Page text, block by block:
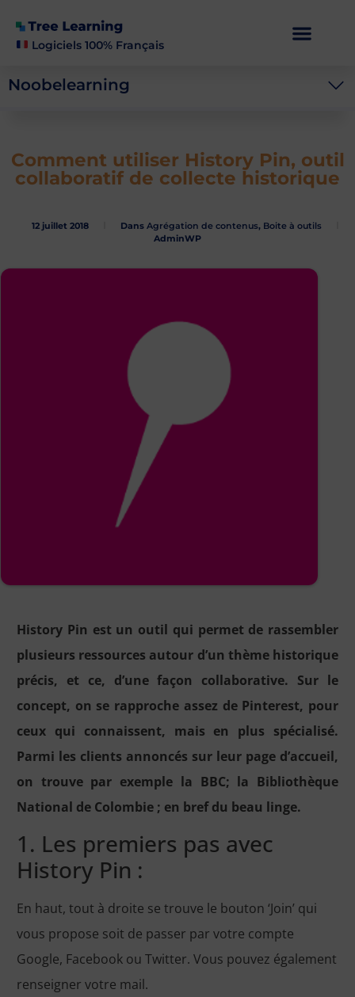
Logiciels 100% Français
Noobelearning
Comment utiliser History Pin, outil
collaboratif de collecte historique
12 juillet 2018 Dans Agrégation de contenus, Boite à outils
AdminWP
History Pin est un outil qui permet de rassembler
plusieurs ressources autour d’un thème historique
précis, et ce, d’une façon collaborative. Sur le
concept, on se rapproche assez de Pinterest, pour
ceux qui connaissent, mais en plus spécialisé.
Parmi les clients annoncés sur leur page d’accueil,
on trouve par exemple la BBC; la Bibliothèque
National de Colombie ; en bref du beau linge.
1. Les premiers pas avec
History Pin :
En haut, tout à droite se trouve le bouton ‘Join’ qui
vous propose soit de passer par votre compte
Google, Facebook ou Twitter. Vous pouvez également
renseigner votre mail.